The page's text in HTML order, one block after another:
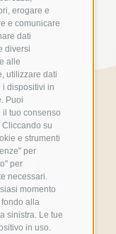
erogare e
e comunicare
dati
diversi
alle
utilizzare dati
dispositivi in
Puoi
il tuo consenso
su
e strumenti
per
per
necessari.
momento
alla
sinistra. Le tue
in uso.
e